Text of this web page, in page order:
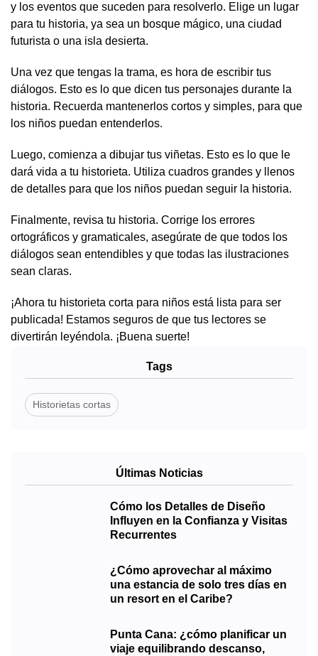
y los eventos que suceden para resolverlo. Elige un lugar
para tu historia, ya sea un bosque mágico, una ciudad
futurista o una isla desierta.
Una vez que tengas la trama, es hora de escribir tus
diálogos. Esto es lo que dicen tus personajes durante la
historia. Recuerda mantenerlos cortos y simples, para que
los niños puedan entenderlos.
Luego, comienza a dibujar tus viñetas. Esto es lo que le
dará vida a tu historieta. Utiliza cuadros grandes y llenos
de detalles para que los niños puedan seguir la historia.
Finalmente, revisa tu historia. Corrige los errores
ortográficos y gramaticales, asegúrate de que todos los
diálogos sean entendibles y que todas las ilustraciones
sean claras.
¡Ahora tu historieta corta para niños está lista para ser
publicada! Estamos seguros de que tus lectores se
divertirán leyéndola. ¡Buena suerte!
Tags
Historietas cortas
Últimas Noticias
Cómo los Detalles de Diseño
Influyen en la Confianza y Visitas
Recurrentes
¿Cómo aprovechar al máximo
una estancia de solo tres días en
un resort en el Caribe?
Punta Cana: ¿cómo planificar un
viaje equilibrando descanso,